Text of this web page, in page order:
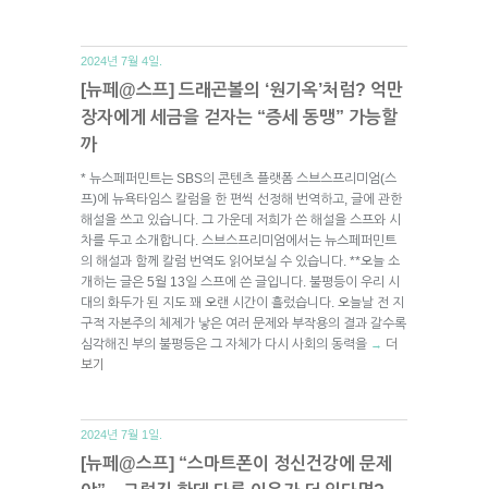
2024년 7월 4일.
[뉴페@스프] 드래곤볼의 ‘원기옥’처럼? 억만
장자에게 세금을 걷자는 “증세 동맹” 가능할
까
* 뉴스페퍼민트는 SBS의 콘텐츠 플랫폼 스브스프리미엄(스
프)에 뉴욕타임스 칼럼을 한 편씩 선정해 번역하고, 글에 관한
해설을 쓰고 있습니다. 그 가운데 저희가 쓴 해설을 스프와 시
차를 두고 소개합니다. 스브스프리미엄에서는 뉴스페퍼민트
의 해설과 함께 칼럼 번역도 읽어보실 수 있습니다. **오늘 소
개하는 글은 5월 13일 스프에 쓴 글입니다. 불평등이 우리 시
대의 화두가 된 지도 꽤 오랜 시간이 흘렀습니다. 오늘날 전 지
구적 자본주의 체제가 낳은 여러 문제와 부작용의 결과 갈수록
심각해진 부의 불평등은 그 자체가 다시 사회의 동력을 → 더
보기
2024년 7월 1일.
[뉴페@스프] “스마트폰이 정신건강에 문제